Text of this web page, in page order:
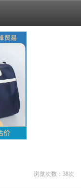
浏览次数： 38次